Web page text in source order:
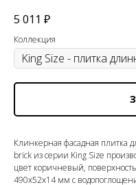
5 011 ₽
Коллекция
Клинкерная фасадная плитка
brick из серии King Size
цвет коричневый,
490x52x14 мм с